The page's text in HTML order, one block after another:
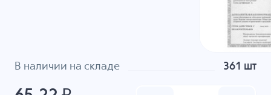
В наличии на складе 361 шт